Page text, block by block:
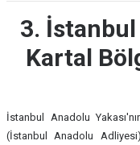
3. İstanbul
Kartal
İstanbul Anadolu
(İstanbul Anadolu